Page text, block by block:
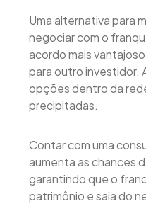
Uma alternativa para
negociar com o
acordo mais
para outro investidor.
opções dentro da
precipitadas.
Contar com uma
aumenta as chances
garantindo que o
patrimônio e saia do